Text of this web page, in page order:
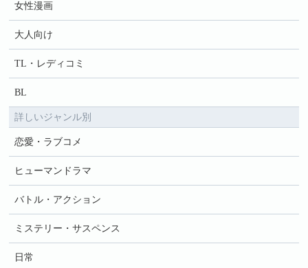
女性漫画
大人向け
TL・レディコミ
BL
詳しいジャンル別
恋愛・ラブコメ
ヒューマンドラマ
バトル・アクション
ミステリー・サスペンス
日常